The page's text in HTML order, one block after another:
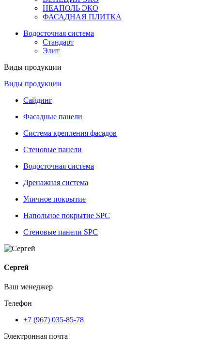
НЕАПОЛЬ ЭКО
ФАСАДНАЯ ПЛИТКА
Водосточная система
Стандарт
Элит
Виды продукции
Виды продукции
Сайдинг
Фасадные панели
Система крепления фасадов
Стеновые панели
Водосточная система
Дренажная система
Уличное покрытие
Напольное покрытие SPC
Стеновые панели SPC
Сергей
Ваш менеджер
Телефон
+7 (967) 035-85-78
Электронная почта